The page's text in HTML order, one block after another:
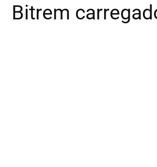
Bitrem